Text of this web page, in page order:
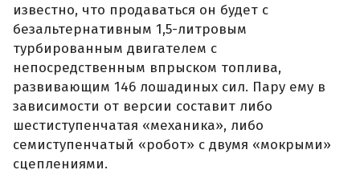
известно, что продаваться он будет с
безальтернативным 1,5-литровым
турбированным двигателем с
непосредственным впрыском топлива,
развивающим 146 лошадиных сил. Пару ему в
зависимости от версии составит либо
шестиступенчатая «механика», либо
семиступенчатый «робот» с двумя «мокрыми»
сцеплениями.